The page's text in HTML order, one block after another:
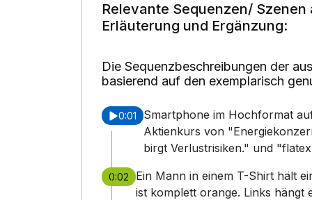
Relevante Sequenzen/ Szenen
Erläuterung und Ergänzung:
Die Sequenzbeschreibungen der
basierend auf den exemplarisch
0:01
Smartphone im Hochformat
Aktienkurs von
birgt Verlustrisiken." und
0:02
Ein Mann in einem T-Shirt hält
ist komplett orange. Links hängt